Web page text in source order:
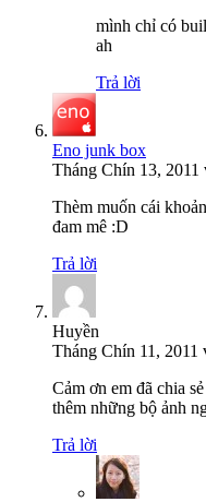
mình chỉ có
ah
Trả lời
Eno junk box
Tháng Chín 13, 2011
Thèm muốn cái
đam mê :D
Trả lời
Huyền
Tháng Chín 11, 2011
Cảm ơn em đã chia
thêm những bộ ảnh
Trả lời